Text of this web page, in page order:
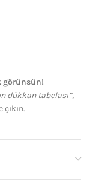
görünsün!
dükkan tabelası”,